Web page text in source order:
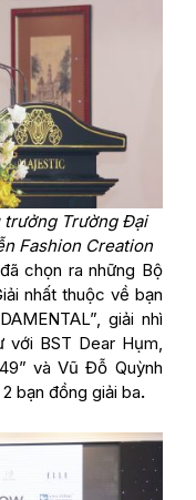
trưởng Trường Đại
Fashion Creation
chọn ra những Bộ
nhất thuộc về bạn
giải nhì
với BST Dear Hụm,
và Vũ Đỗ Quỳnh
bạn đồng giải ba.